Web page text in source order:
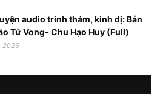
audio trinh thám, kinh dị: Bản
Tử Vong- Chu Hạo Huy (Full)
2026